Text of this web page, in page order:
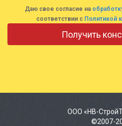
Даю свое согласие на
соответствии с Политикой
ООО «НВ-
©2007-